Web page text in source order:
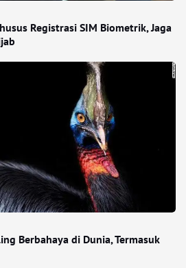
Registrasi SIM Biometrik, Jaga
Berbahaya di Dunia, Termasuk